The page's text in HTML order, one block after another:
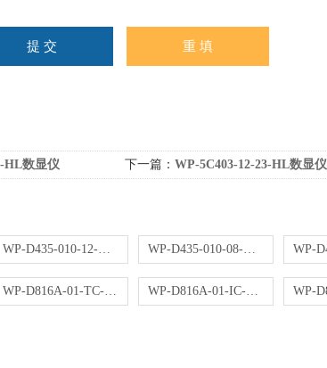
HL数显仪 下一篇： WP-5C403-12-23-HL数显仪
WP-D435-010-12-NN操作器 WP-D435-010-08-NN操作器
WP-D816A-01-TC-HL控制仪 WP-D816A-01-IC-NN控制仪